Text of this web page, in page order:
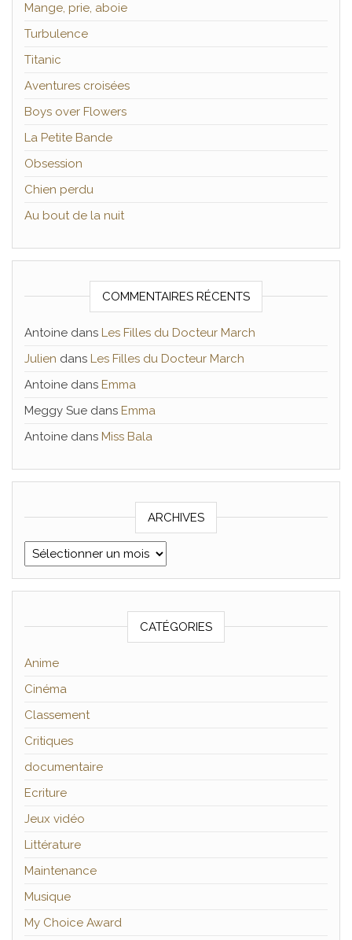
Mange, prie, aboie
Turbulence
Titanic
Aventures croisées
Boys over Flowers
La Petite Bande
Obsession
Chien perdu
Au bout de la nuit
COMMENTAIRES RÉCENTS
Antoine dans Les Filles du Docteur March
Julien dans Les Filles du Docteur March
Antoine dans Emma
Meggy Sue dans Emma
Antoine dans Miss Bala
ARCHIVES
Archives
CATÉGORIES
Anime
Cinéma
Classement
Critiques
documentaire
Ecriture
Jeux vidéo
Littérature
Maintenance
Musique
My Choice Award